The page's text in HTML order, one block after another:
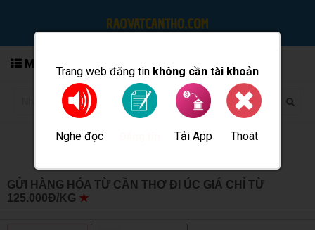
Trang web đăng tin không cần tài khoản
Nghe đọc Tải App Thoát
MENU
GỬI HÀNG HÓA TỪ CẦN THƠ ĐI ÚC GIÁ CHỈ TỪ
125.000Đ/KG ★